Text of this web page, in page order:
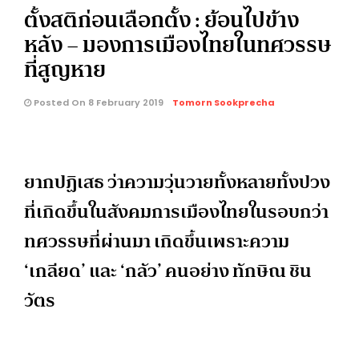
ตั้งสติก่อนเลือกตั้ง : ย้อนไปข้าง
หลัง – มองการเมืองไทยในทศวรรษ
ที่สูญหาย
Posted On 8 February 2019 Tomorn Sookprecha
ยากปฏิเสธ ว่าความวุ่นวายทั้งหลายทั้งปวง
ที่เกิดขึ้นในสังคมการเมืองไทยในรอบกว่า
ทศวรรษที่ผ่านมา เกิดขึ้นเพราะความ
‘เกลียด’ และ ‘กลัว’ คนอย่าง ทักษิณ ชิน
วัตร